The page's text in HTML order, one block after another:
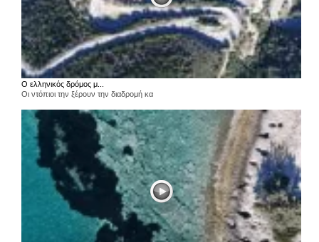
Ο ελληνικός δρόμος μ...
Οι ντόπιοι την ξέρουν την διαδρομή κα